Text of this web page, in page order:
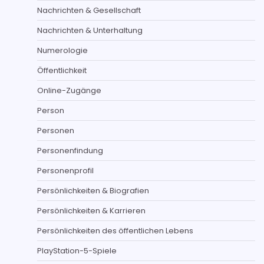
Nachrichten & Gesellschaft
Nachrichten & Unterhaltung
Numerologie
Öffentlichkeit
Online-Zugänge
Person
Personen
Personenfindung
Personenprofil
Persönlichkeiten & Biografien
Persönlichkeiten & Karrieren
Persönlichkeiten des öffentlichen Lebens
PlayStation-5-Spiele